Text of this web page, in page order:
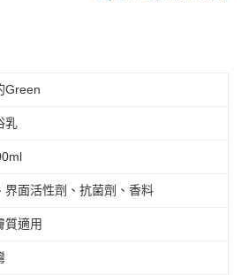
Green
乳
界面活性劑、抗菌劑、香料
質適用